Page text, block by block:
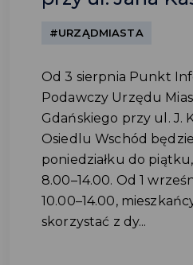
#URZĄDMIASTA
Od 3 sierpnia Punkt
Podawczy Urzędu
Gdańskiego przy ul. J.
Osiedlu Wschód
poniedziałku do
8.00–14.00. Od 1
10.00–14.00,
skorzystać z dy...